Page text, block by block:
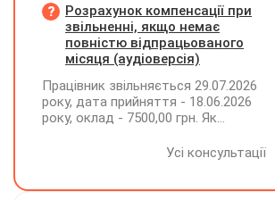
заробітної плати (винагороди), для
розрахунку внеску на підтримку
працевлаштування осіб з
інвалідністю?
Розрахунок компенсації при
звільненні, якщо немає
повністю відпрацьованого
місяця (аудіоверсія)
Працівник звільняється 29.07.2026
року, дата прийняття - 18.06.2026
року, оклад - 7500,00 грн. Як
невикористаних днів відпустки при
Усі консультації